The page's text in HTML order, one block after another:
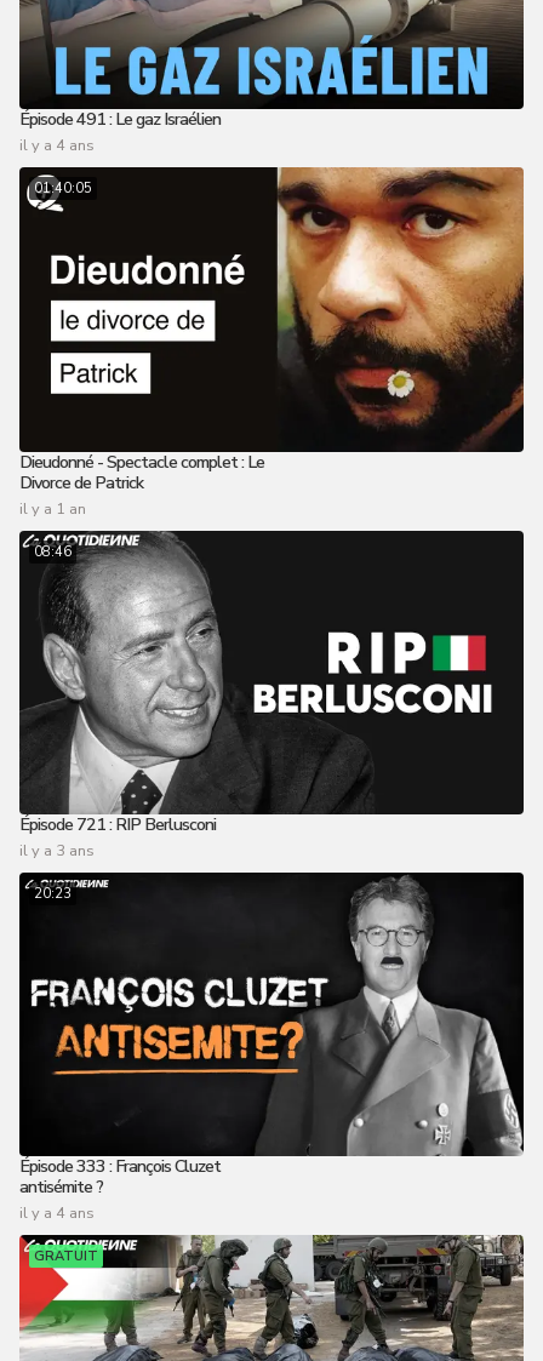
Épisode 491 : Le gaz Israélien
il y a 4 ans
01:40:05
Dieudonné - Spectacle complet : Le
Divorce de Patrick
il y a 1 an
08:46
Épisode 721 : RIP Berlusconi
il y a 3 ans
20:23
Épisode 333 : François Cluzet
antisémite ?
il y a 4 ans
GRATUIT